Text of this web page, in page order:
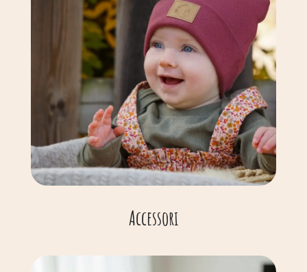
Accessori